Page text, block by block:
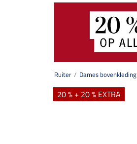
Ruiter Dames bovenkleding
20 % + 20 % EXTRA